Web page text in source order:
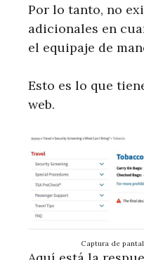
Por lo tanto, no
adicionales en
el equipaje de
Esto es lo que
web.
Captura de